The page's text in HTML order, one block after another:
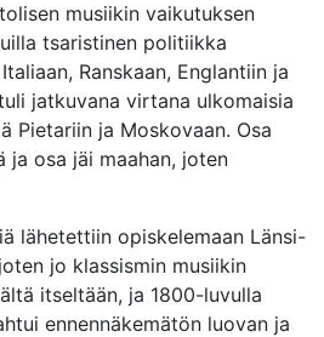
musiikin vaikutuksen
tsaristinen politiikka
Ranskaan, Englantiin ja
jatkuvana virtana ulkomaisia
Pietariin ja Moskovaan. Osa
ja osa jäi maahan, joten
lähetettiin opiskelemaan Länsi-
jo klassismin musiikin
itseltään, ja 1800-luvulla
ennennäkemätön luovan ja